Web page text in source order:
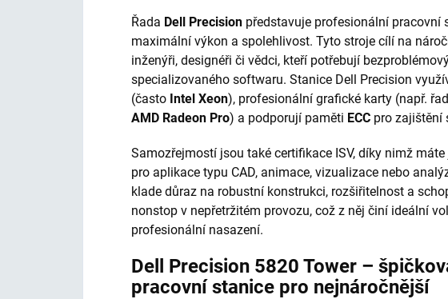
Řada Dell Precision představuje profesionální pracovní
maximální výkon a spolehlivost. Tyto stroje cílí na
inženýři, designéři či vědci, kteří potřebují
specializovaného softwaru. Stanice Dell Precision
(často Intel Xeon), profesionální grafické karty (např.
AMD Radeon Pro) a podporují paměti ECC pro zajištění
Samozřejmostí jsou také certifikace ISV, díky nimž
pro aplikace typu CAD, animace, vizualizace nebo
klade důraz na robustní konstrukci, rozšiřitelnost a
nonstop v nepřetržitém provozu, což z něj činí ideální
profesionální nasazení.
Dell Precision 5820 Tower –
pracovní stanice pro nejnáročnější